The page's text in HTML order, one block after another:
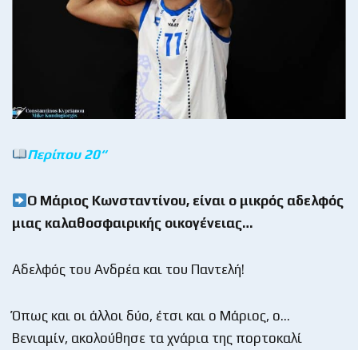
Περίπου 20“
Ο Μάριος Κωνσταντίνου, είναι ο μικρός αδελφός
μιας καλαθοσφαιρικής οικογένειας…
Αδελφός του Ανδρέα και του Παντελή!
Όπως και οι άλλοι δύο, έτσι και ο Μάριος, ο…
Βενιαμίν, ακολούθησε τα χνάρια της πορτοκαλί